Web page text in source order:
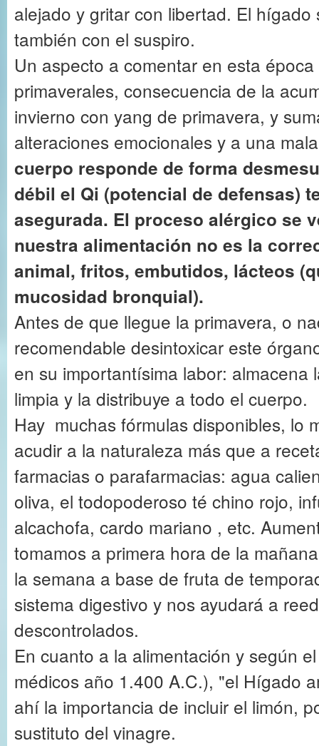
alejado y gritar con libertad. El hígado
también con el suspiro.
Un aspecto a comentar en esta
primaverales, consecuencia de la
invierno con yang de primavera, y
alteraciones emocionales y a una
cuerpo responde de forma
débil el Qi (potencial de defensas)
asegurada. El proceso alérgico se
nuestra alimentación no es la
animal, fritos, embutidos, lácteos
mucosidad bronquial).
Antes de que llegue la primavera, o
recomendable desintoxicar este
en su importantísima labor: almacena
limpia y la distribuye a todo el cuerpo.
Hay muchas fórmulas disponibles, lo
acudir a la naturaleza más que a
farmacias o parafarmacias: agua
oliva, el todopoderoso té chino rojo,
alcachofa, cardo mariano , etc.
tomamos a primera hora de la
la semana a base de fruta de
sistema digestivo y nos ayudará a
descontrolados.
En cuanto a la alimentación y según
médicos año 1.400 A.C.), "el Hígado
ahí la importancia de incluir el limón,
sustituto del vinagre.